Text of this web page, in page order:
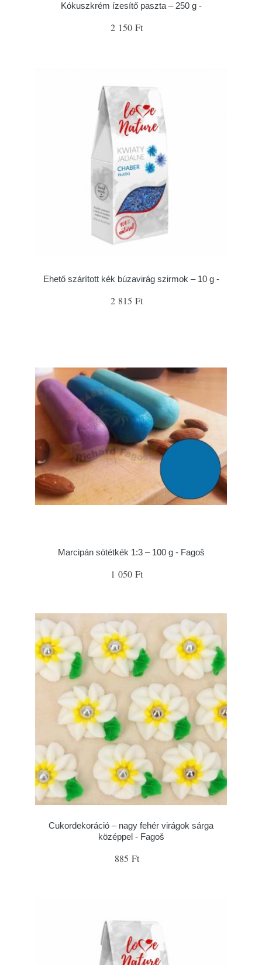
Kókuszkrém ízesítő paszta – 250 g -
2 150 Ft
Ehető szárított kék búzavirág szirmok – 10 g -
2 815 Ft
Marcipán sötétkék 1:3 – 100 g - Fagoš
1 050 Ft
Cukordekoráció – nagy fehér virágok sárga
középpel - Fagoš
885 Ft